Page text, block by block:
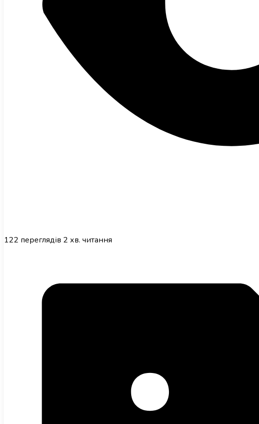
122 переглядів 2 хв. читання